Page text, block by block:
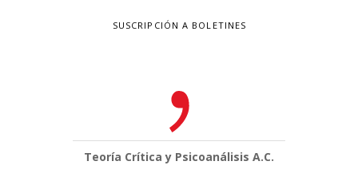
SUSCRIPCIÓN A BOLETINES
Teoría Crítica y Psicoanálisis A.C.